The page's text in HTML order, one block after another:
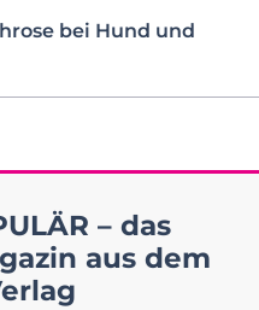
bei Hund und
– das
aus dem